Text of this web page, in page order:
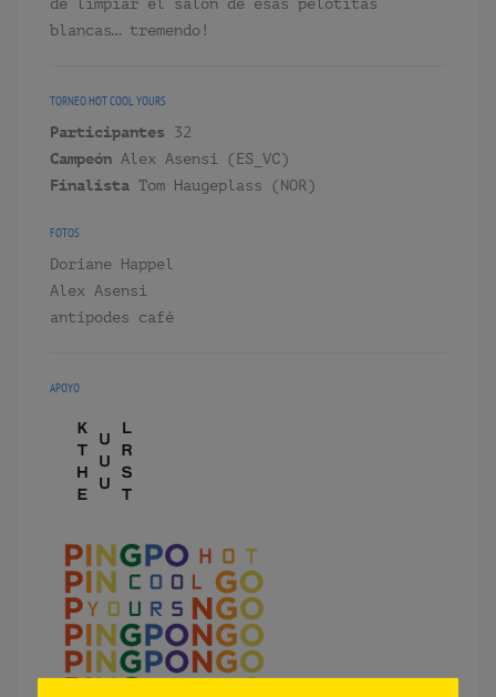
de limpiar el salón de esas pelotitas
blancas… tremendo!
TORNEOHOT COOL YOURS
Participantes 32
Campeón Alex Asensi (ES_VC)
Finalista Tom Haugeplass (NOR)
FOTOS
Doriane Happel
Alex Asensi
antipodes café
APOYO